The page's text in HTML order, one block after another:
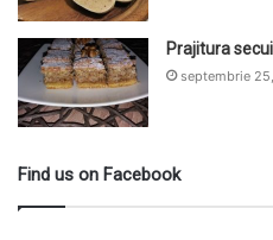
Prajitura
septembrie
Find us on Facebook